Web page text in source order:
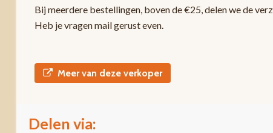
Bij meerdere bestellingen, boven de €25, delen we de
Heb je vragen mail gerust even.
Meer van deze verkoper
Delen via: